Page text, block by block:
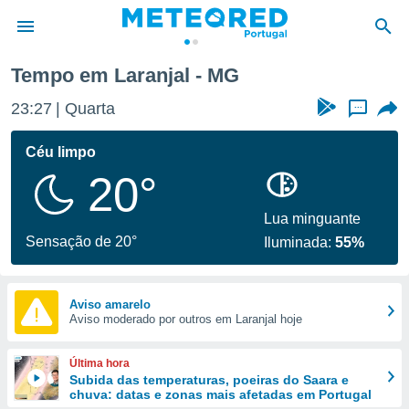
da
foi
fornecidas
a este
das
e
forma
digital
Tempo em Laranjal - MG
23:27 Quarta ...
Céu limpo
20°
Sensação de 20°
Lua minguante
Iluminada:55%
Aviso amarelo
Aviso moderado por outros em Laranjal hoje
Última hora
Subida das temperaturas, poeiras do Saara e
chuva: datas e zonas mais afetadas em Portugal